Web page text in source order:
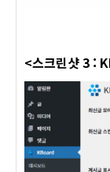
<스크린샷 3 :